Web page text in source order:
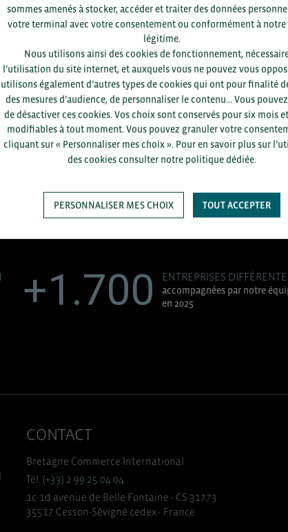
Acteur clé
25/06 -2021
FamilyMart Uny Holdings
… 98 99 100 101 102 … 105
+1.700 ENTREPRISES
accompagnées par notre
en 2025
CONTACT
Bretagne Commerce International
Tél. (+33) 2 99 25 04 04
1c-1d avenue de Belle Fontaine - CS 31773
35517 Cesson-Sévigné cedex - France
sommes amenés à stocker, accéder et traiter des données
votre terminal avec votre consentement ou conformément à
légitime.
Nous utilisons ainsi des cookies de fonctionnement,
l’utilisation du site internet, et auxquels vous ne pouvez vous
utilisons également d’autres types de cookies qui ont pour finalité
des mesures d’audience, de personnaliser le contenu... Vous
de désactiver ces cookies. Vos choix sont conservés pour six mois
modifiables à tout moment. Vous pouvez granuler votre
cliquant sur « Personnaliser mes choix ». Pour en savoir plus sur
des cookies consulter notre politique dédiée.
PERSONNALISER MES CHOIX TOUT ACCEPTER